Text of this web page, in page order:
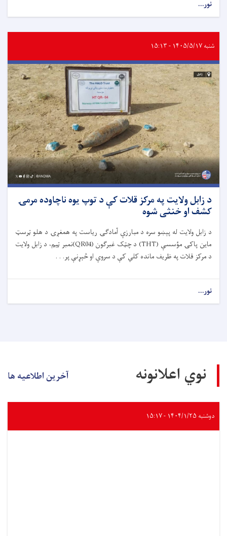
نور...
شنبه ۱۴۰۵/۵/۱۷ - ۱۵:۱۳
د زابل ولایت په مرکز قلات کې د توپ یوه ناچاوده مرمۍ
کشف او خنثی شوه
د زابل ولایت له پېښو سره د مبارزې آمادګۍ ریاست په همغږۍ د هلو ټرسټ
ماین پاکۍ مؤسسې (THT) د چټک غبرګون (QR04)نمبر ټیم، د زابل ولایت
د مرکز قلات په ظریف مانده کلي کې د سروې او څېړنې پر. . .
نور...
نوي اعلانونه آخرین اطلاعیه ها
دوشنبه ۱۴۰۴/۱/۲۵ - ۱۵:۱۷